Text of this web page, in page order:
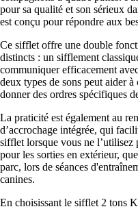
pour sa qualité et son sérieux
est conçu pour répondre aux
Ce sifflet offre une double
distincts : un sifflement
communiquer efficacement
deux types de sons peut aider
donner des ordres spécifiques
La praticité est également au
d’accrochage intégrée, qui
sifflet lorsque vous ne
pour les sorties en extérieur,
parc, lors de séances
canines.
En choisissant le sifflet 2 tons